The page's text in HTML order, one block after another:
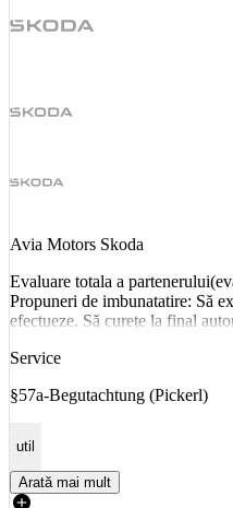
Avia Motors Skoda
Evaluare totala a
Propuneri de imbunatatire: Să
efectueze. Să curețe la final
Service
§57a-Begutachtung (Pickerl)
util
Arată mai mult